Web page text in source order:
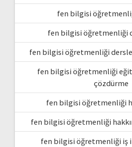
fen bilgisi
fen bilgisi öğretmenliği
fen bilgisi öğretmenliği
fen bilgisi öğretmenliği
çözdürme
fen bilgisi öğretmenliği
fen bilgisi öğretmenliği
fen bilgisi öğretmenliği iş